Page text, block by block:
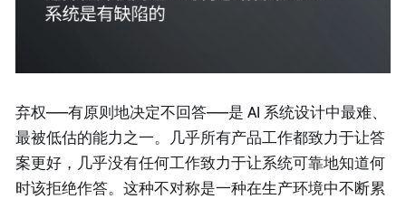
弃权——有原则地决定不回答——是 AI 系统设计中最难、
最被低估的能力之一。几乎所有产品工作都致力于让答
案更好，几乎没有任何工作致力于让系统可靠地知道何
时该拒绝作答。这种不对称是一种在生产环境中不断累